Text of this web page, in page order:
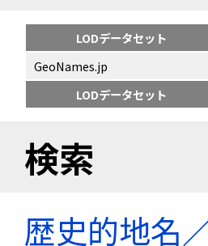
LODデータセット
GeoNames.jp
LODデータセット
検索
歴史的地名